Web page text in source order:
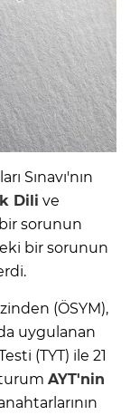
Sınavı'nın
Dili ve
sorunun
bir sorunun
(ÖSYM),
uygulanan
(TYT) ile 21
AYT'nin